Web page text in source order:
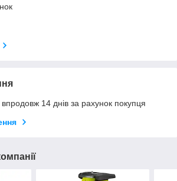
14 днів за рахунок покупця